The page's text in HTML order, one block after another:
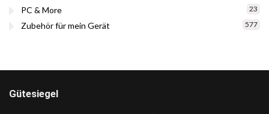
PC & More 23
Zubehör für mein Gerät 577
Gütesiegel